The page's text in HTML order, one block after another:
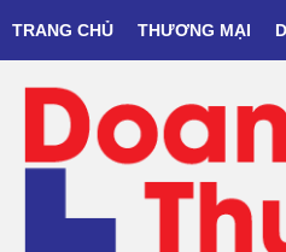
TRANG CHỦ THƯƠNG MẠI